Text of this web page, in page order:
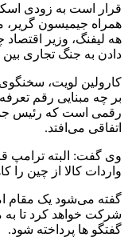
قرار است به زودی
همراه جیمیسون گریر،
هه لیفنگ، وزیر اقتصاد
دادن به جنگ تجاری بین
کارولین لویت،
رقمی است که رئیس
اتفاقی می‌افتد.
وی گفت: البته ترامپ
واردات کالا از چین را
گفته می‌شود یک مقام
شرکت خواهد کرد تا به
گفتگو ها پرداخته شود.